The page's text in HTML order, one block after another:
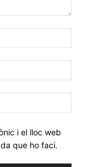
web:
i el lloc web
que ho faci.